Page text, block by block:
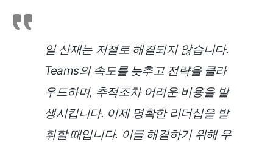
일 산재는 저절로 해결되지 않습니다.
Teams의 속도를 늦추고 전략을 클라
우드하며, 추적조차 어려운 비용을 발
생시킵니다. 이제 명확한 리더십을 발
휘할 때입니다. 이를 해결하기 위해 우